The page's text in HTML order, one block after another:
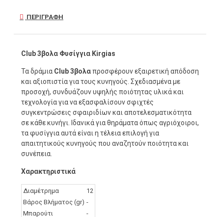
ΠΕΡΙΓΡΑΦΉ
Club 3βολα Φυσίγγια Kirgias
Τα δράμια Club 3βολαπροσφέρουν εξαιρετική απόδοση
και αξιοπιστία για τους κυνηγούς. Σχεδιασμένα με
προσοχή, συνδυάζουν υψηλής ποιότητας υλικά και
τεχνολογία για να εξασφαλίσουν σφιχτές
συγκεντρώσεις σφαιριδίων και αποτελεσματικότητα
σε κάθε κυνήγι. Ιδανικά για θηράματα όπως αγριόχοιροι,
τα φυσίγγια αυτά είναι η τέλεια επιλογή για
απαιτητικούς κυνηγούς που αναζητούν ποιότητα και
συνέπεια.
Χαρακτηριστικά
Διαμέτρημα
12
Βάρος Βλήματος (gr) -
Μπαρούτι
-